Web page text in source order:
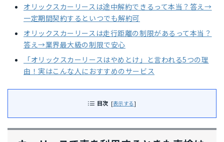
オリックスカーリースは途中解約できるって本当？答え→
一定期間契約するといつでも解約可
オリックスカーリースは走行距離の制限があるって本当？
答え→業界最大級の制限で安心
「オリックスカーリースはやめとけ」と言われる5つの理
由！実はこんな人におすすめのサービス
目次 [表示する]